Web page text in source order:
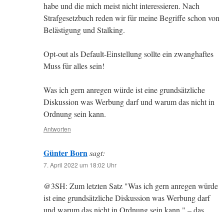
habe und die mich meist nicht interessieren. Nach
Strafgesetzbuch reden wir für meine Begriffe schon von
Belästigung und Stalking.
Opt-out als Default-Einstellung sollte ein zwanghaftes
Muss für alles sein!
Was ich gern anregen würde ist eine grundsätzliche
Diskussion was Werbung darf und warum das nicht in
Ordnung sein kann.
Antworten
Günter Bornsagt:
7. April 2022 um 18:02 Uhr
@3SH: Zum letzten Satz "Was ich gern anregen würde
ist eine grundsätzliche Diskussion was Werbung darf